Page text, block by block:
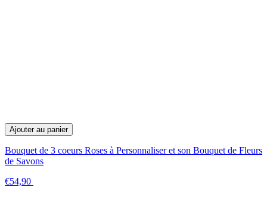
Ajouter au panier
Bouquet de 3 coeurs Roses à Personnaliser et son Bouquet de Fleurs
de Savons
€54,90